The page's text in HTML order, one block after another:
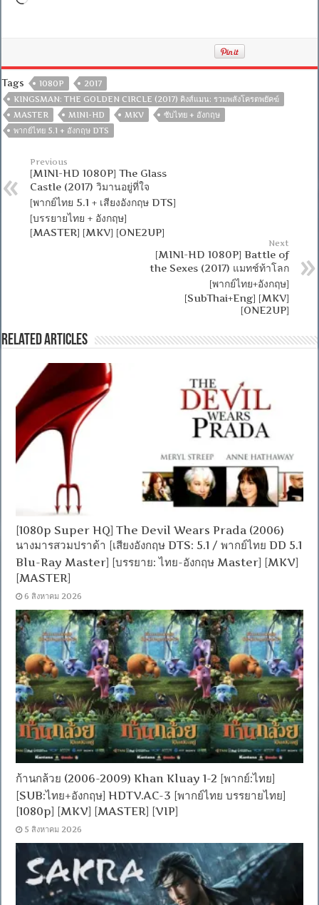
Tags 1080P
2017
KINGSMAN: THE GOLDEN CIRCLE (2017) คิงส์แมน: รวมพลังโครตพยัคฆ์
MASTER
MINI-HD MKV
ซับไทย + อังกฤษ
พากย์ไทย 5.1 + อังกฤษ DTS
Previous
[MINI-HD 1080P] The Glass
Castle (2017) วิมานอยู่ที่ใจ
[พากย์ไทย 5.1 + เสียงอังกฤษ DTS]
[บรรยายไทย + อังกฤษ]
[MASTER] [MKV] [ONE2UP]
Next
[MINI-HD 1080P] Battle of
the Sexes (2017) แมทช์ท้าโลก
[พากย์ไทย+อังกฤษ]
[SubThai+Eng] [MKV]
[ONE2UP]
Related Articles
[1080p Super HQ] The Devil Wears Prada (2006)
นางมารสวมปราด้า [เสียงอังกฤษ DTS: 5.1 / พากย์ไทย DD 5.1
Blu-Ray Master] [บรรยาย: ไทย-อังกฤษ Master] [MKV]
[MASTER]
6 สิงหาคม 2026
ก้านกล้วย (2006-2009) Khan Kluay 1-2 [พากย์:ไทย]
[SUB:ไทย+อังกฤษ] HDTV.AC-3 [พากย์ไทย บรรยายไทย]
[1080p] [MKV] [MASTER] [VIP]
5 สิงหาคม 2026